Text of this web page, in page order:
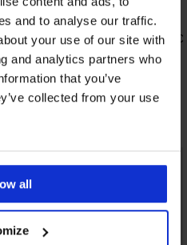
and to analyse our traffic.
your use of our site with
and analytics partners who
that you’ve
collected from your use
all
Dotted Mesh
Grudnjak
39,99 €
komade